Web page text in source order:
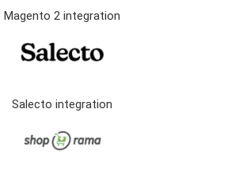
Magento 2 integration
Salecto integration